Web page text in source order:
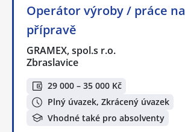
Operátor výroby / práce na
přípravě
GRAMEX, spol.s r.o.
Zbraslavice
29 000 – 35 000 Kč
Plný úvazek, Zkrácený úvazek
Vhodné také pro absolventy